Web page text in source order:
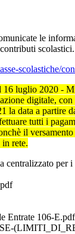
le
scolastici.
scolastiche/
luglio 2020 -
digitale, con
la data a partire
tutti i
il
rete.
centralizzato per
Entrate 106-E.pdf